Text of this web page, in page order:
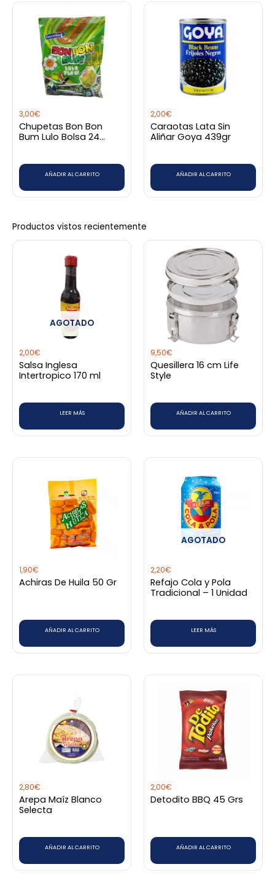
3,00€
Chupetas Bon Bon
Bum Lulo Bolsa 24
AÑADIR AL CARRITO
2,00€
Caraotas Lata Sin
Aliñar Goya 439gr
AÑADIR AL CARRITO
Productos vistos recientemente
AGOTADO
2,00€
Salsa Inglesa
Intertropico 170 ml
LEER MÁS
9,50€
Quesillera 16 cm Life
Style
AÑADIR AL CARRITO
1,90€
Achiras De Huila 50 Gr
AÑADIR AL CARRITO
AGOTADO
2,20€
Refajo Cola y Pola
Tradicional – 1 Unidad
LEER MÁS
2,80€
Arepa Maíz Blanco
Selecta
AÑADIR AL CARRITO
2,00€
Detodito BBQ 45 Grs
AÑADIR AL CARRITO